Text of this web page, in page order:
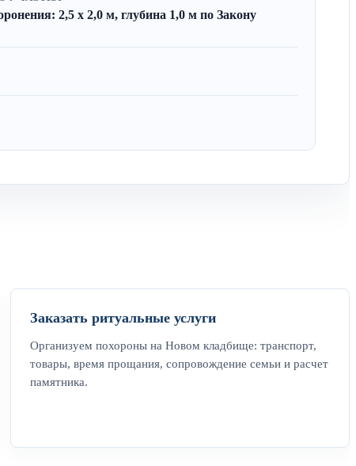
2,5 x 2,0 м, глубина 1,0 м по Закону
Заказать ритуальные услуги
Организуем похороны на Новом кладбище: транспорт,
товары, время прощания, сопровождение семьи и расчет
памятника.